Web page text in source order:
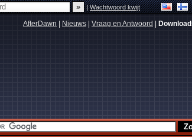
|Wachtwoord kwijt
AfterDawn Nieuws Vraag en Antwoord